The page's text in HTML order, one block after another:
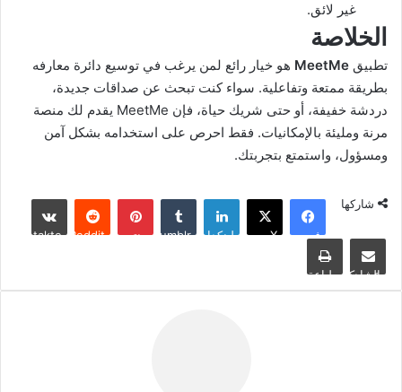
غير لائق.
الخلاصة
تطبيق MeetMe هو خيار رائع لمن يرغب في توسيع دائرة معارفه
بطريقة ممتعة وتفاعلية. سواء كنت تبحث عن صداقات جديدة،
دردشة خفيفة، أو حتى شريك حياة، فإن MeetMe يقدم لك منصة
مرنة ومليئة بالإمكانيات. فقط احرص على استخدامه بشكل آمن
ومسؤول، واستمتع بتجربتك.
شاركها
فيسبوك ‫X لينكدإن بينتيريست
مشاركة عبر البريد طباعة